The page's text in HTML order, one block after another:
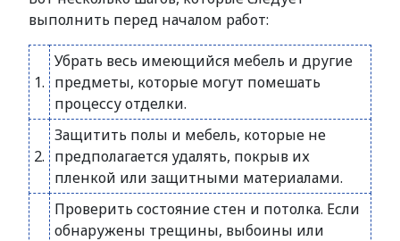
выполнить перед началом работ:
1.
Убрать весь имеющийся мебель и другие
предметы, которые могут помешать
процессу отделки.
2.
Защитить полы и мебель, которые не
предполагается удалять, покрыв их
пленкой или защитными материалами.
Проверить состояние стен и потолка. Если
обнаружены трещины, выбоины или